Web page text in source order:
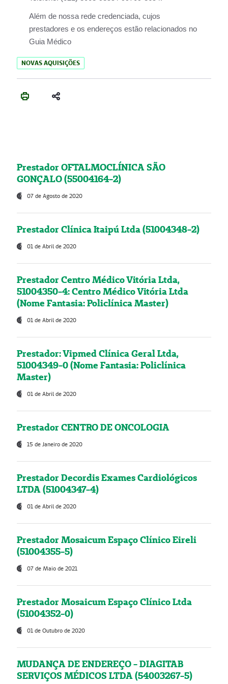
Além de nossa rede credenciada, cujos
prestadores e os endereços estão relacionados no
Guia Médico
NOVAS AQUISIÇÕES
Prestador OFTALMOCLÍNICA SÃO
GONÇALO (55004164-2)
07 de Agosto de 2020
Prestador Clínica Itaipú Ltda (51004348-2)
01 de Abril de 2020
Prestador Centro Médico Vitória Ltda,
51004350-4: Centro Médico Vitória Ltda
(Nome Fantasia: Policlínica Master)
01 de Abril de 2020
Prestador: Vipmed Clínica Geral Ltda,
51004349-0 (Nome Fantasia: Policlínica
Master)
01 de Abril de 2020
Prestador CENTRO DE ONCOLOGIA
15 de Janeiro de 2020
Prestador Decordis Exames Cardiológicos
LTDA (51004347-4)
01 de Abril de 2020
Prestador Mosaicum Espaço Clínico Eireli
(51004355-5)
07 de Maio de 2021
Prestador Mosaicum Espaço Clínico Ltda
(51004352-0)
01 de Outubro de 2020
MUDANÇA DE ENDEREÇO - DIAGITAB
SERVIÇOS MÉDICOS LTDA (54003267-5)